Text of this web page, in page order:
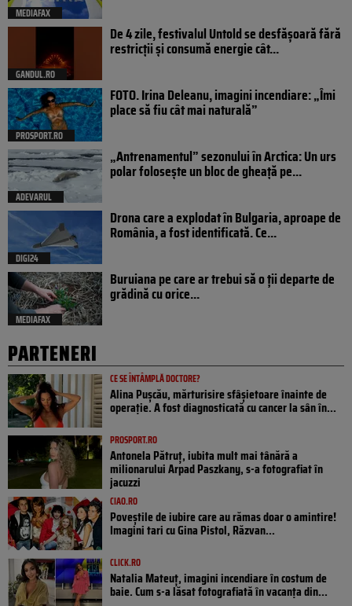
MEDIAFAX
GANDUL.RO
De 4 zile, festivalul Untold se desfășoară fără
restricții și consumă energie cât...
PROSPORT.RO
FOTO. Irina Deleanu, imagini incendiare: „Îmi
place să fiu cât mai naturală”
ADEVARUL
„Antrenamentul” sezonului în Arctica: Un urs
polar folosește un bloc de gheață pe...
DIGI24
Drona care a explodat în Bulgaria, aproape de
România, a fost identificată. Ce...
MEDIAFAX
Buruiana pe care ar trebui să o ții departe de
grădină cu orice...
PARTENERI
CE SE ÎNTÂMPLĂ DOCTORE?
Alina Pușcău, mărturisire sfâșietoare înainte de
operație. A fost diagnosticată cu cancer la sân în...
PROSPORT.RO
Antonela Pătruț, iubita mult mai tânără a
milionarului Arpad Paszkany, s-a fotografiat în
jacuzzi
CIAO.RO
Poveştile de iubire care au rămas doar o amintire!
Imagini tari cu Gina Pistol, Răzvan...
CLICK.RO
Natalia Mateuț, imagini incendiare în costum de
baie. Cum s-a lăsat fotografiată în vacanța din...